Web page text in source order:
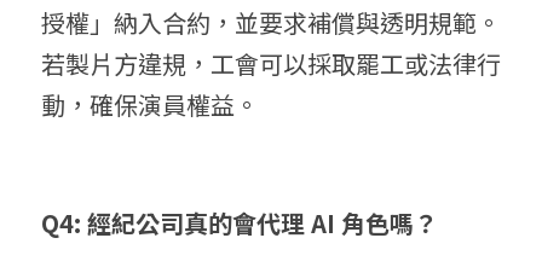
授權」納入合約，並要求補償與透明規範。
若製片方違規，工會可以採取罷工或法律行
動，確保演員權益。
Q4: 經紀公司真的會代理 AI 角色嗎？